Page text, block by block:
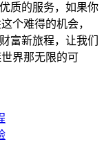
质的服务，如果你
个难得的机会，
富新旅程，让我们
界那无限的可